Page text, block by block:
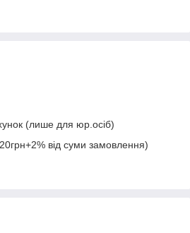
(лише для юр.осіб)
від суми замовлення)